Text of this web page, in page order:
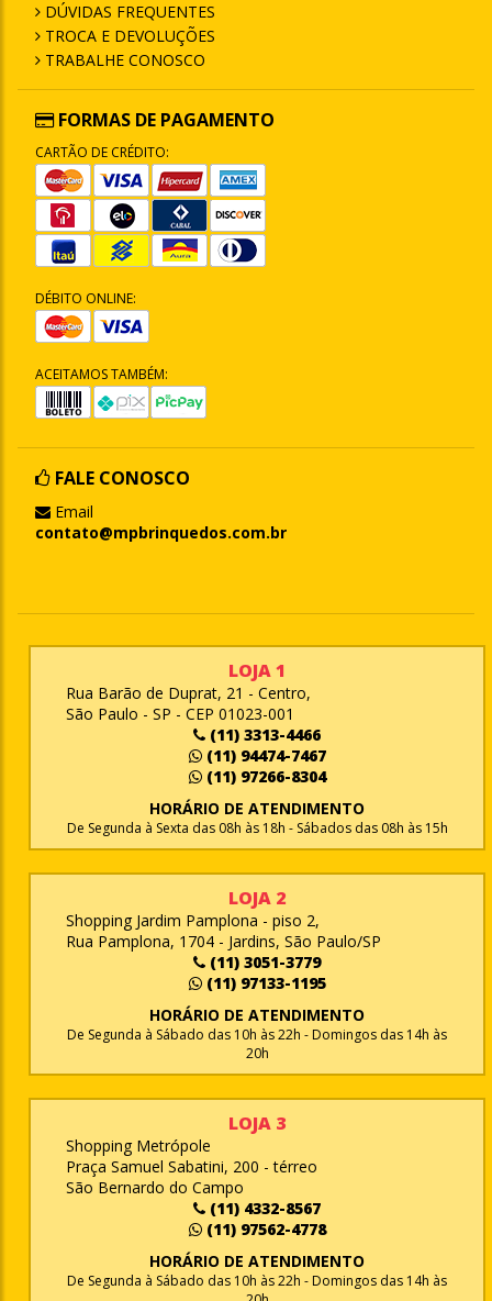
DÚVIDAS FREQUENTES
TROCA E DEVOLUÇÕES
TRABALHE CONOSCO
FORMAS DE PAGAMENTO
CARTÃO DE CRÉDITO:
DÉBITO ONLINE:
ACEITAMOS TAMBÉM:
FALE CONOSCO
Email
contato@mpbrinquedos.com.br
LOJA 1
Rua Barão de Duprat, 21 - Centro,
São Paulo - SP - CEP 01023-001
(11) 3313-4466
(11) 94474-7467
(11) 97266-8304
HORÁRIO DE ATENDIMENTO
De Segunda à Sexta das 08h às 18h - Sábados das 08h às 15h
LOJA 2
Shopping Jardim Pamplona - piso 2,
Rua Pamplona, 1704 - Jardins, São Paulo/SP
(11) 3051-3779
(11) 97133-1195
HORÁRIO DE ATENDIMENTO
De Segunda à Sábado das 10h às 22h - Domingos das 14h às
20h
LOJA 3
Shopping Metrópole
Praça Samuel Sabatini, 200 - térreo
São Bernardo do Campo
(11) 4332-8567
(11) 97562-4778
HORÁRIO DE ATENDIMENTO
De Segunda à Sábado das 10h às 22h - Domingos das 14h às